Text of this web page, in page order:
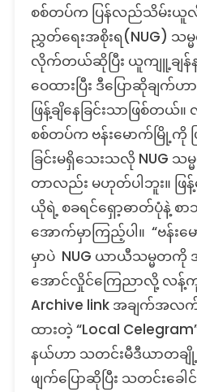
ဗန်း
မောက်
မြို့
ကို
တန်ပြန်ထိုး
ဆင်
NUG
သမ္မတ
ကို
မြန်မာ
စစ်တပ်
ဖမ်းဆီး
ဆို
တဲ့
သတင်း
တု
စစ်တပ်က ပြန်လည်သိမ်းယူလို
ညွှတ်ရေးအစိုးရ(NUG) သ
လိုက်တယ်ဆိုပြီး ယူကျူ့ချန်
ဝေထားပြီး ဒီပြောဆိုချက်
ဖြန့်ချိနေခြင်းသာဖြစ်တ
စစ်တပ်က ဗန်းမောက်မြို့ကို
ခြင်းမရှိသေးသလို NUG
တာလည်း မဟုတ်ပါဘူး။ ဖ
ယိုရဲ့ စခရင်ရှော့ဓာတ်ပုံနဲ့
အောက်မှာကြည့်ပါ။ “ဗန်း
မှာပဲ NUG ယာယီသမ္မတကို
အောင်လှိုင်ကြေညာလို့ လန့်ကုန်
Archive link အချက်အလက်
ထားတဲ့ “Local
နယ်ဟာ သတင်းမီဒီယာတ
ဖျက်ပြောဆိုပြီး သတင်းခေ